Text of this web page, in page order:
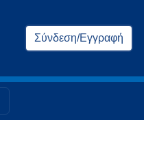
Σύνδεση/Εγγραφή